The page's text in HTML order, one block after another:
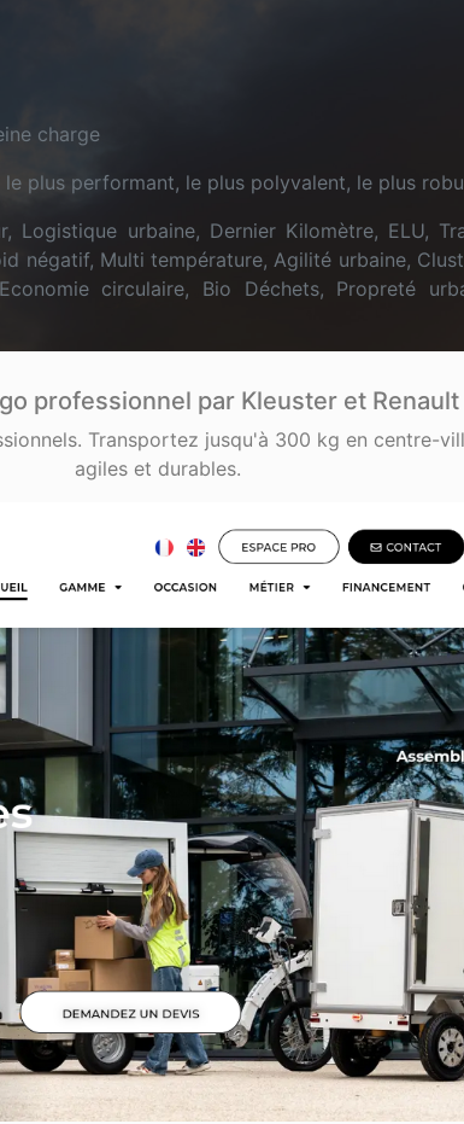
charge
plus performant, le plus polyvalent, le plus
Logistique urbaine, Dernier Kilomètre, ELU,
négatif, Multi température, Agilité urbaine,
circulaire, Bio Déchets, Propreté
professionnel par Kleuster et
Transportez jusqu'à 300 kg en centre-
agiles et durables.